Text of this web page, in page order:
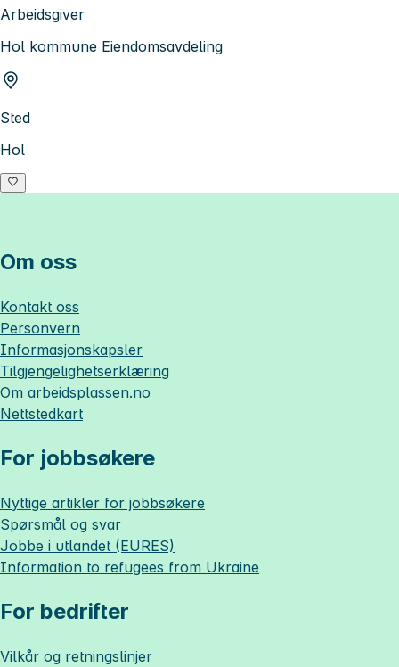
Arbeidsgiver
Hol kommune Eiendomsavdeling
Sted
Hol
Om oss
Kontakt oss
Personvern
Informasjonskapsler
Tilgjengelighetserklæring
Om arbeidsplassen.no
Nettstedkart
For jobbsøkere
Nyttige artikler for jobbsøkere
Spørsmål og svar
Jobbe i utlandet (EURES)
Information to refugees from Ukraine
For bedrifter
Vilkår og retningslinjer